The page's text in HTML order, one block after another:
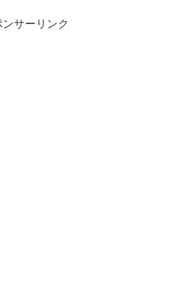
ンサーリンク